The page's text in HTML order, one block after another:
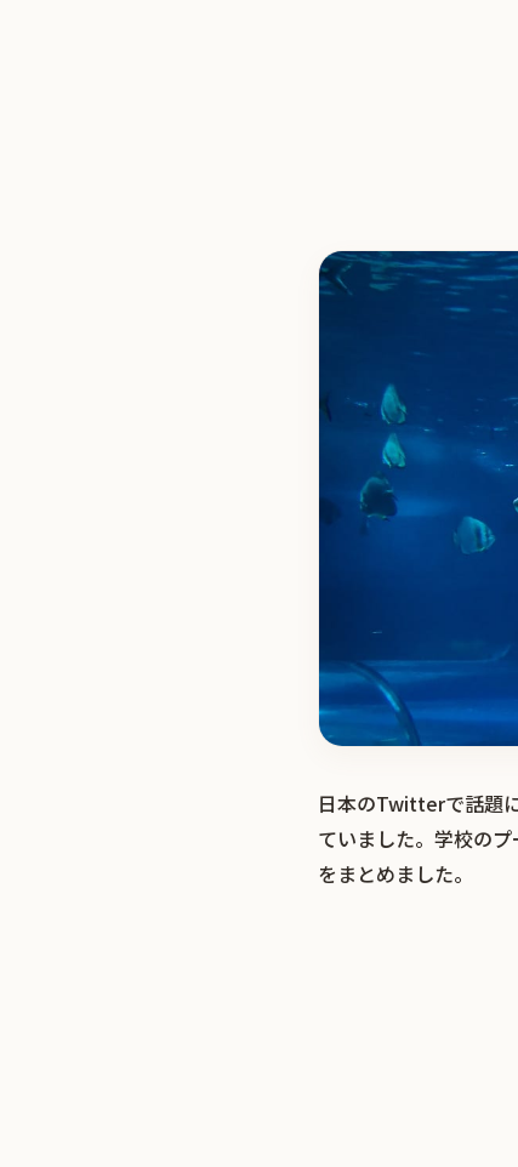
日本のTwitterで話題
ていました。学校の
をまとめました。